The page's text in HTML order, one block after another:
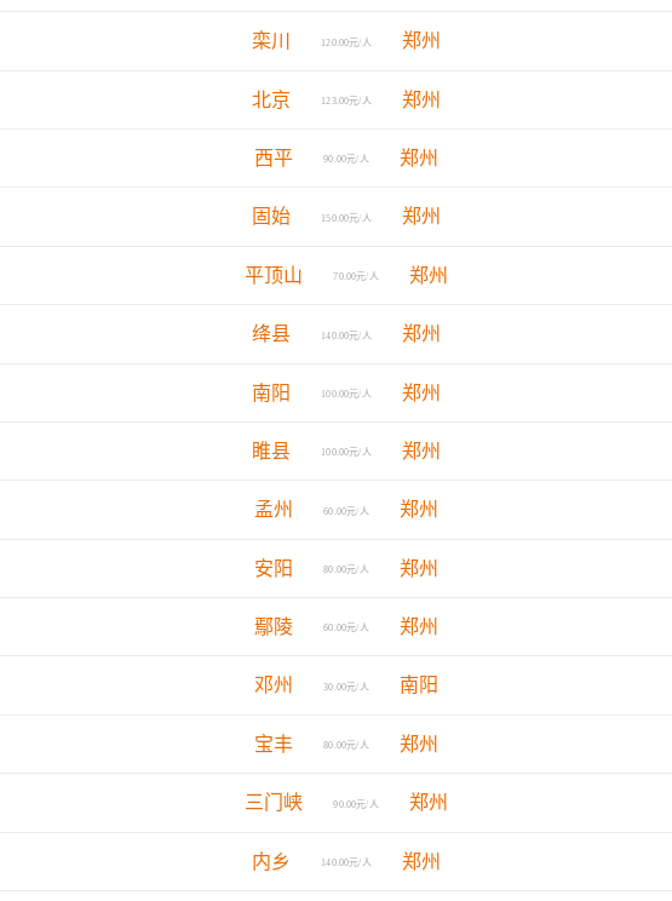
栾川 120.00元/人 郑州
北京 123.00元/人 郑州
西平 90.00元/人 郑州
固始 150.00元/人 郑州
平顶山 70.00元/人 郑州
绛县 140.00元/人 郑州
南阳 100.00元/人 郑州
睢县 100.00元/人 郑州
孟州 60.00元/人 郑州
安阳 80.00元/人 郑州
鄢陵 60.00元/人 郑州
邓州 30.00元/人 南阳
宝丰 80.00元/人 郑州
三门峡 90.00元/人 郑州
内乡 140.00元/人 郑州